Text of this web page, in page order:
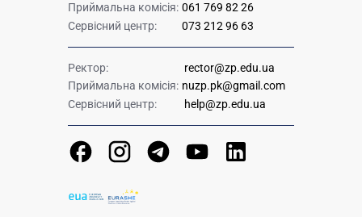
Приймальна комісія: 061 769 82 26
Сервісний центр:
073 212 96 63
Ректор:
rector@zp.edu.ua
Приймальна комісія: nuzp.pk@gmail.com
Сервісний центр:
help@zp.edu.ua